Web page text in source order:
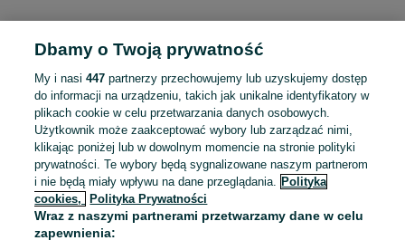
To ogłoszenie nie jest już dostępne
Dbamy o Twoją prywatność
My i nasi447 partnerzy przechowujemy lub uzyskujemy dostęp
do informacji na urządzeniu, takich jak unikalne identyfikatory w
plikach cookie w celu przetwarzania danych osobowych.
Użytkownik może zaakceptować wybory lub zarządzać nimi,
klikając poniżej lub w dowolnym momencie na stronie polityki
prywatności. Te wybory będą sygnalizowane naszym partnerom
i nie będą miały wpływu na dane przeglądania. Polityka
cookies,
Polityka Prywatności
Wraz z naszymi partnerami przetwarzamy dane w celu
zapewnienia: